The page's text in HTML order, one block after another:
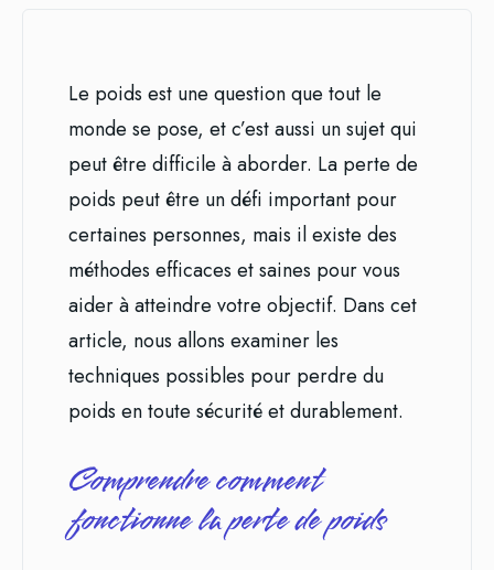
Le poids est une question que tout le
monde se pose, et c’est aussi un sujet qui
peut être difficile à aborder. La perte de
poids peut être un défi important pour
certaines personnes, mais il existe des
méthodes efficaces et saines pour vous
aider à atteindre votre objectif. Dans cet
article, nous allons examiner les
techniques possibles pour perdre du
poids en toute sécurité et durablement.
Comprendre comment
fonctionne la perte de poids